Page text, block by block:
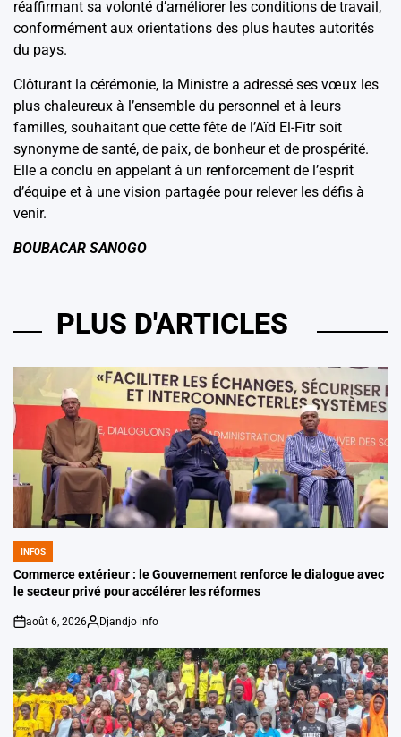
réaffirmant sa volonté d’améliorer les conditions de travail,
conformément aux orientations des plus hautes autorités
du pays.
Clôturant la cérémonie, la Ministre a adressé ses vœux les
plus chaleureux à l’ensemble du personnel et à leurs
familles, souhaitant que cette fête de l’Aïd El-Fitr soit
synonyme de santé, de paix, de bonheur et de prospérité.
Elle a conclu en appelant à un renforcement de l’esprit
d’équipe et à une vision partagée pour relever les défis à
venir.
BOUBACAR SANOGO
PLUS D'ARTICLES
POSTED
IN
INFOS
Commerce extérieur : le Gouvernement renforce le dialogue avec
le secteur privé pour accélérer les réformes
on
août 6, 2026
Posted
Djandjo info